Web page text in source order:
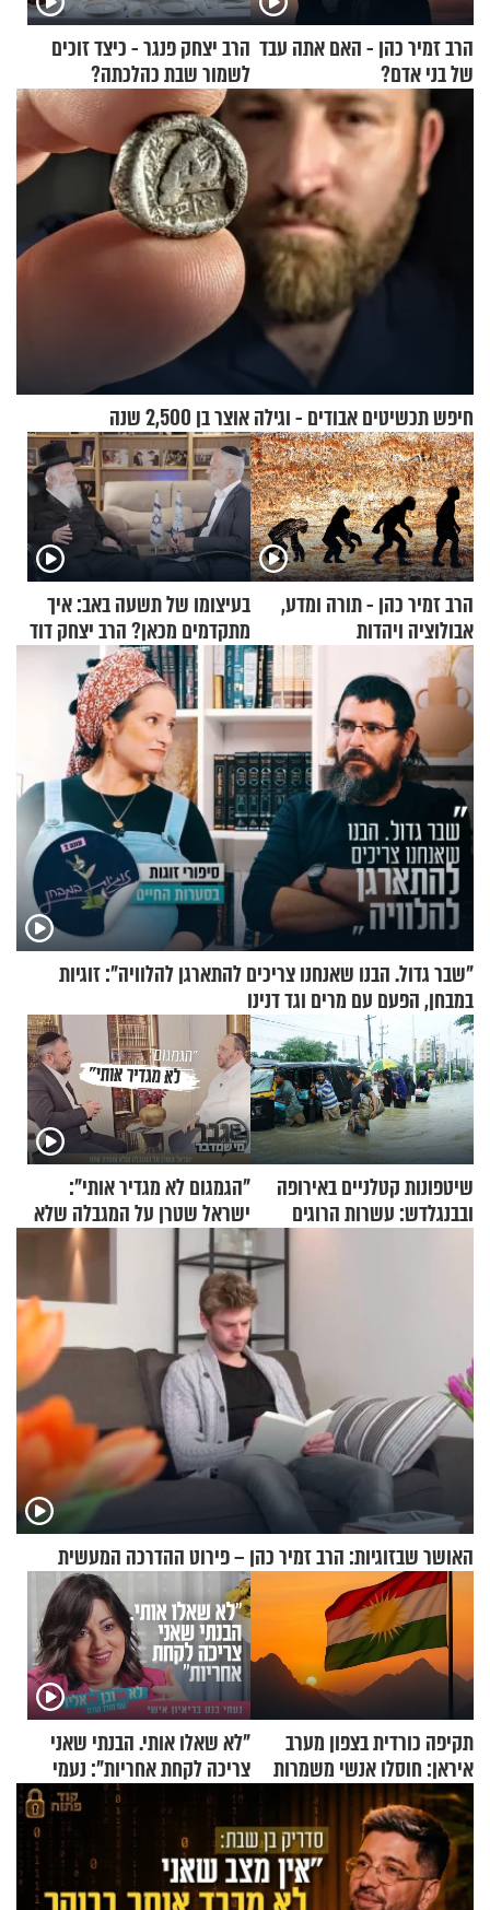
הרב זמיר כהן - האם אתה עבד
של בני אדם?
הרב יצחק פנגר - כיצד זוכים
לשמור שבת כהלכתה?
חיפש תכשיטים אבודים - וגילה אוצר בן 2,500 שנה
הרב זמיר כהן - תורה ומדע,
אבולוציה ויהדות
בעיצומו של תשעה באב: איך
מתקדמים מכאן? הרב יצחק דוד
גרוסמן בשיחה מיוחדת
"שבר גדול. הבנו שאנחנו צריכים להתארגן להלוויה": זוגיות
במבחן, הפעם עם מרים וגד דנינו
שיטפונות קטלניים באירופה
ובבנגלדש: עשרות הרוגים
"הגמגום לא מגדיר אותי":
ישראל שטרן על המגבלה שלא
עוצרת אותו
האושר שבזוגיות: הרב זמיר כהן – פירוט ההדרכה המעשית
תקיפה כורדית בצפון מערב
איראן: חוסלו אנשי משמרות
המהפכה
"לא שאלו אותי. הבנתי שאני
צריכה לקחת אחריות": נעמי
בנט בריאיון אישי